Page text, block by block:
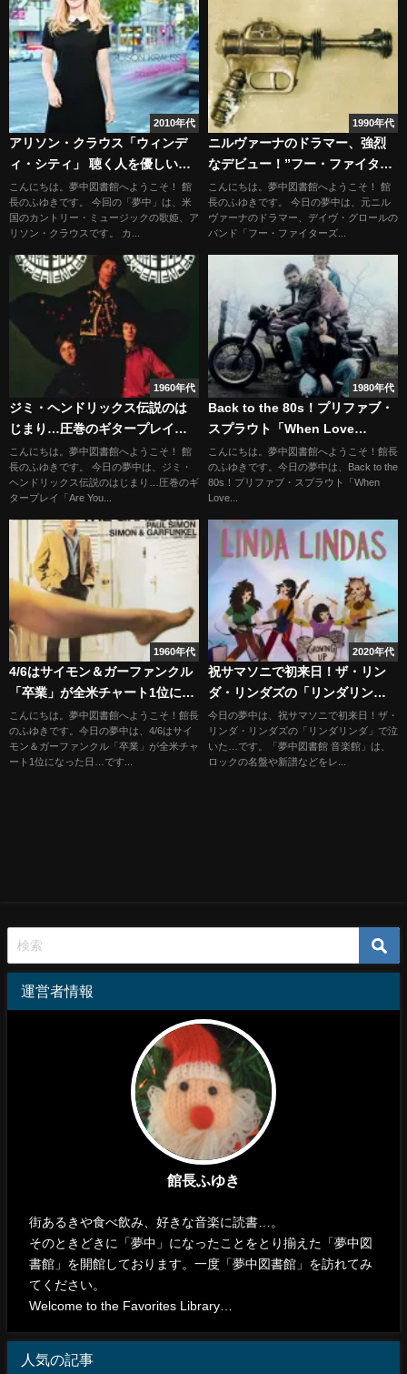
2010年代
アリソン・クラウス「ウィンデ
ィ・シティ」 聴く人を優しい気
持ちにさせる癒しの歌声
こんにちは。夢中図書館へようこそ！ 館
長のふゆきです。 今回の「夢中」は、米
国のカントリー・ミュージックの歌姫、ア
リソン・クラウスです。 カ...
1990年代
ニルヴァーナのドラマー、強烈
なデビュー！”フー・ファイター
ズ”
こんにちは。夢中図書館へようこそ！ 館
長のふゆきです。 今日の夢中は、元ニル
ヴァーナのドラマー、デイヴ・グロールの
バンド「フー・ファイターズ...
1960年代
ジミ・ヘンドリックス伝説のは
じまり…圧巻のギタープレイ
「Are You Experienced」
こんにちは。夢中図書館へようこそ！ 館
長のふゆきです。 今日の夢中は、ジミ・
ヘンドリックス伝説のはじまり…圧巻のギ
タープレイ「Are You...
1980年代
Back to the 80s！プリファブ・
スプラウト「When Love
Breaks Down」
こんにちは。夢中図書館へようこそ！館長
のふゆきです。今日の夢中は、Back to the
80s！プリファブ・スプラウト「When
Love...
1960年代
4/6はサイモン＆ガーファンクル
「卒業」が全米チャート1位にな
った日
こんにちは。夢中図書館へようこそ！館長
のふゆきです。今日の夢中は、4/6はサイ
モン＆ガーファンクル「卒業」が全米チャ
ート1位になった日…です...
2020年代
祝サマソニで初来日！ザ・リン
ダ・リンダズの「リンダリン
ダ」で泣いた…
今日の夢中は、祝サマソニで初来日！ザ・
リンダ・リンダズの「リンダリンダ」で泣
いた…です。「夢中図書館 音楽館」は、
ロックの名盤や新譜などをレ...
運営者情報
館長ふゆき
街あるきや食べ飲み、好きな音楽に読書…。
そのときどきに「夢中」になったことをとり揃えた「夢中図
書館」を開館しております。一度「夢中図書館」を訪れてみ
てください。
Welcome to the Favorites Library…
人気の記事